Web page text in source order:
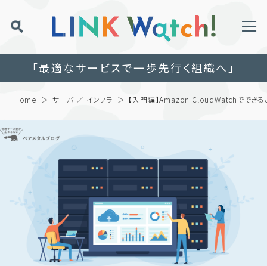
「最適なサービスで一歩先行く組織へ」
Home サーバ ／ インフラ 【入門編】Amazon CloudWatchででき